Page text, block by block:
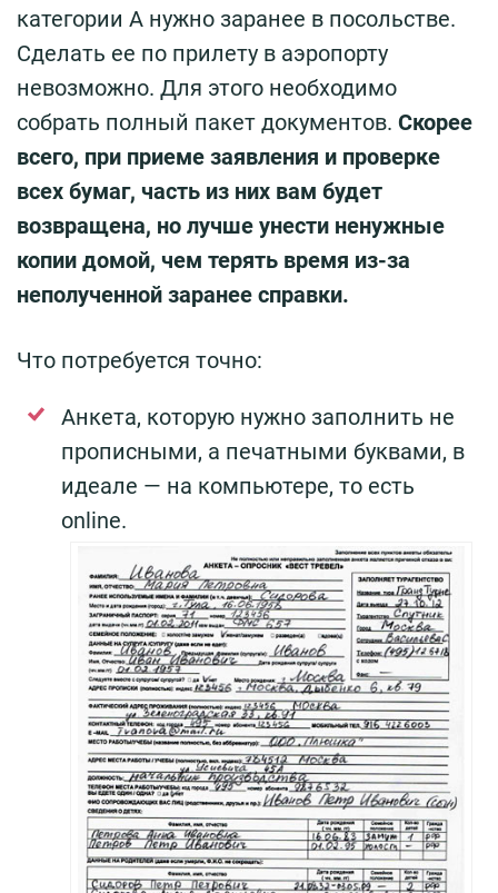
категории А нужно заранее в посольстве.
Сделать ее по прилету в аэропорту
невозможно. Для этого необходимо
собрать полный пакет документов. Скорее
всего, при приеме заявления и проверке
всех бумаг, часть из них вам будет
возвращена, но лучше унести ненужные
копии домой, чем терять время из-за
неполученной заранее справки.
Что потребуется точно:
Анкета, которую нужно заполнить не
прописными, а печатными буквами, в
идеале — на компьютере, то есть
online.